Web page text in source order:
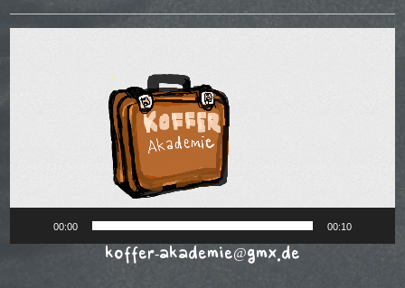
00:00 00:10
koffer-akademie@gmx.de